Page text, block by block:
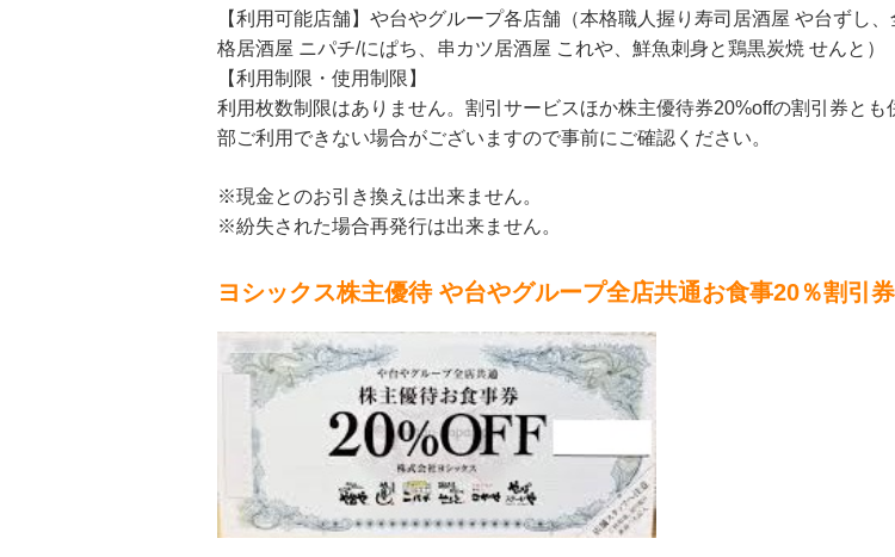
【利用可能店舗】や台やグループ各店舗（本格職人握り寿司居酒屋 や台ずし
格居酒屋 ニパチ/にぱち、串カツ居酒屋 これや、鮮魚刺身と鶏黒炭焼 せんと）
【利用制限・使用制限】
利用枚数制限はありません。割引サービスほか株主優待券20%offの割引券と
部ご利用できない場合がございますので事前にご確認ください。
※現金とのお引き換えは出来ません。
※紛失された場合再発行は出来ません。
ヨシックス株主優待 や台やグループ全店共通お食事20％割引券